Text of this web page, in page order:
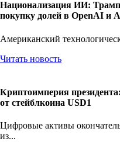
Национализация ИИ:
покупку долей в OpenAI и
Американский
Читать новость
Криптоимперия
от стейблкоина USD1
Цифровые активы
из...